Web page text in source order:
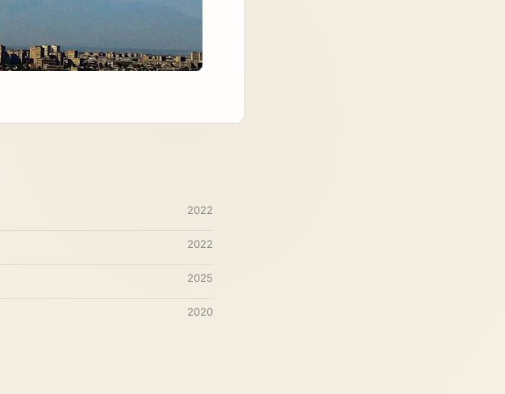
2022
2022
2025
2020